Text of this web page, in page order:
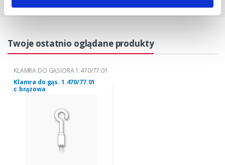
Twoje ostatnio oglądane produkty
KLAMRA DO GĄSIORA 1.470/77.01
Klamra do gąs. 1.470/77.01
c.brązowa